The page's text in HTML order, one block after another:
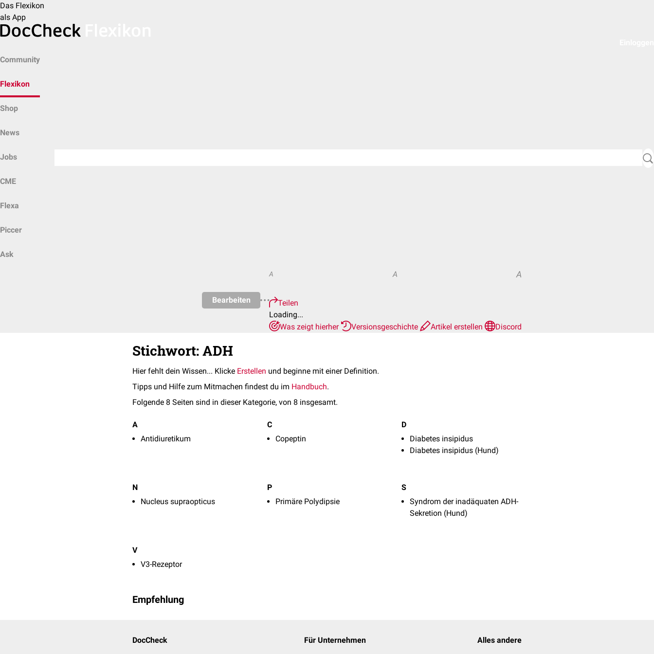
Das Flexikon
als App
Community
Flexikon
Shop
News
Jobs
CME
Flexa
Piccer
Ask
Bearbeiten
A A A
Teilen
Loading...
Was zeigt hierher
Versionsgeschichte Artikel erstellen Discord
Stichwort: ADH
Hier fehlt dein Wissen... Klicke Erstellen und beginne mit einer Definition.
Tipps und Hilfe zum Mitmachen findest du im Handbuch.
Folgende 8 Seiten sind in dieser Kategorie, von 8 insgesamt.
A
Antidiuretikum
C
Copeptin
D
Diabetes insipidus
Diabetes insipidus (Hund)
N
Nucleus supraopticus
P
Primäre Polydipsie
S
Syndrom der inadäquaten ADH-
Sekretion (Hund)
V
V3-Rezeptor
Empfehlung
DocCheck Für Unternehmen Alles andere